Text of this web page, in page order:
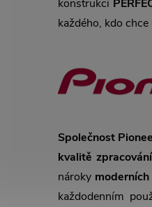
konstrukci
každého, kdo chce
Společnost
kvalitě zpracování
nároky
každodenním